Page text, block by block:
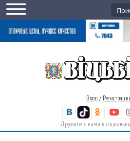
Вход /
Дружите с нами в